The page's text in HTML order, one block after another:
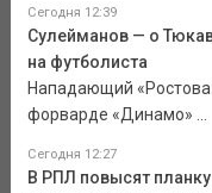
Сегодня 12:39
Сулейманов — о
на футболиста
Нападающий
форварде «Динамо» ...
Сегодня 12:27
В РПЛ повысят